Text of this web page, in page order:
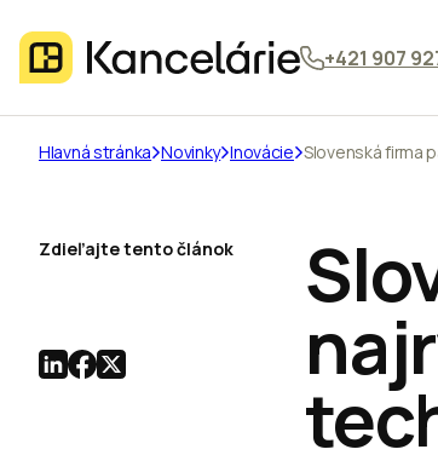
+421 907
Hlavná stránka Novinky Inovácie Slovenská firma
Zdieľajte tento článok